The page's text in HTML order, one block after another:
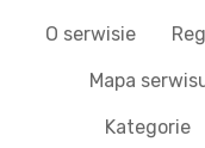
O serwisie
Mapa
Kategorie